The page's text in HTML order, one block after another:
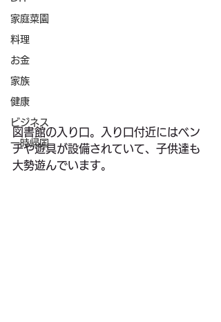
家庭菜園
料理
お金
家族
健康
ビジネス
一時帰国
図書館の入り口。入り口付近にはベン
チや遊具が設備されていて、子供達も
大勢遊んでいます。